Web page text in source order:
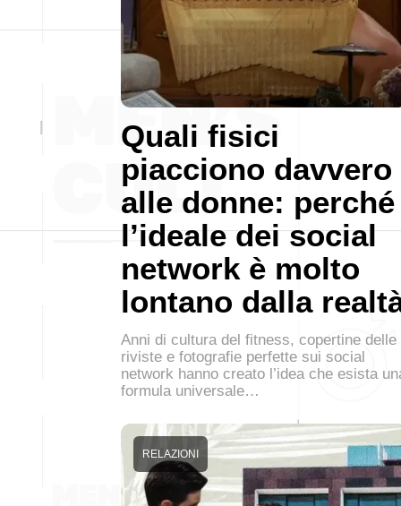
Quali fisici
piacciono davvero
alle donne: perché
l’ideale dei social
network è molto
lontano dalla
Anni di cultura del fitness, copertine delle
riviste e fotografie perfette sui social
network hanno creato l’idea che esista
formula universale…
RELAZIONI